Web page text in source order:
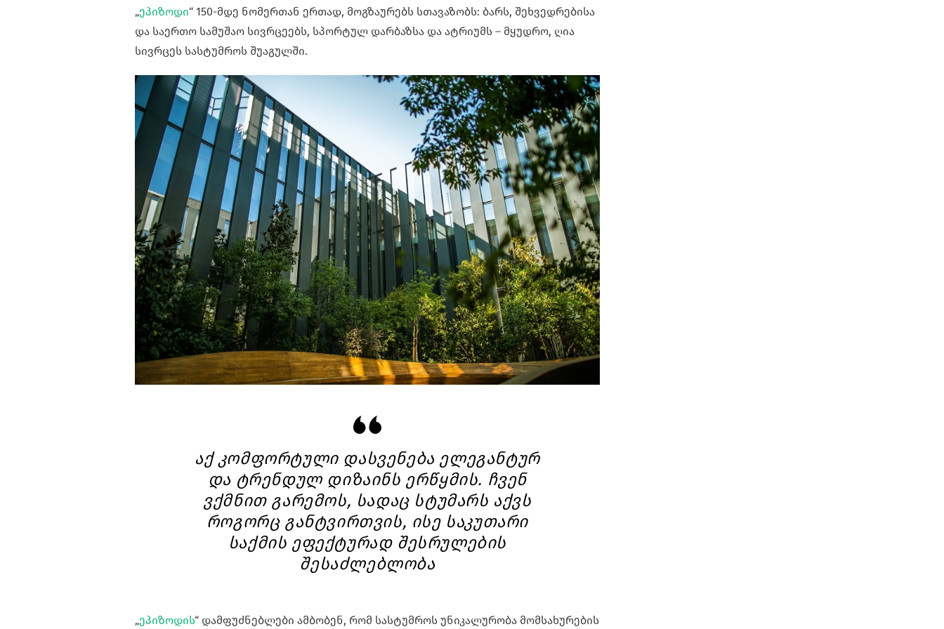
„ეპიზოდი“ 150-მდე ნომერთან ერთად, მოგზაურებს სთავაზობს: ბარს, შეხვედრებისა
და საერთო სამუშაო სივრცეებს, სპორტულ დარბაზსა და ატრიუმს – მყუდრო, ღია
სივრცეს სასტუმროს შუაგულში.
აქ კომფორტული დასვენება ელეგანტურ
და ტრენდულ დიზაინს ერწყმის. ჩვენ
ვქმნით გარემოს, სადაც სტუმარს აქვს
როგორც განტვირთვის, ისე საკუთარი
საქმის ეფექტურად შესრულების
შესაძლებლობა
„ეპიზოდის“ დამფუძნებლები ამბობენ, რომ სასტუმროს უნიკალურობა მომსახურების